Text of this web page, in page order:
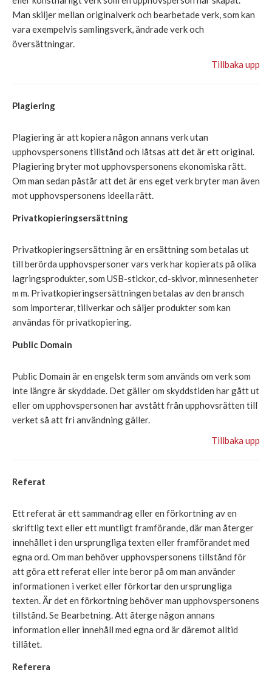
Man skiljer mellan originalverk och bearbetade verk, som kan
vara exempelvis samlingsverk, ändrade verk och
översättningar.
Tillbaka upp
Plagiering
Plagiering är att kopiera någon annans verk utan
upphovspersonens tillstånd och låtsas att det är ett original.
Plagiering bryter mot upphovspersonens ekonomiska rätt.
Om man sedan påstår att det är ens eget verk bryter man även
mot upphovspersonens ideella rätt.
Privatkopieringsersättning
Privatkopieringsersättning är en ersättning som betalas ut
till berörda upphovspersoner vars verk har kopierats på olika
lagringsprodukter, som USB-stickor, cd-skivor, minnesenheter
m m. Privatkopieringsersättningen betalas av den bransch
som importerar, tillverkar och säljer produkter som kan
användas för privatkopiering.
Public Domain
Public Domain är en engelsk term som används om verk som
inte längre är skyddade. Det gäller om skyddstiden har gått ut
eller om upphovspersonen har avstått från upphovsrätten till
verket så att fri användning gäller.
Tillbaka upp
Referat
Ett referat är ett sammandrag eller en förkortning av en
skriftlig text eller ett muntligt framförande, där man återger
innehållet i den ursprungliga texten eller framförandet med
egna ord. Om man behöver upphovspersonens tillstånd för
att göra ett referat eller inte beror på om man använder
informationen i verket eller förkortar den ursprungliga
texten. Är det en förkortning behöver man upphovspersonens
tillstånd. Se Bearbetning. Att återge någon annans
information eller innehåll med egna ord är däremot alltid
tillåtet.
Referera